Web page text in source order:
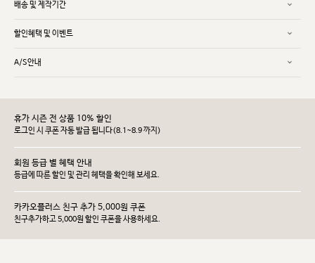
배송 및 제작기간
할인혜택 및 이벤트
A/S안내
휴가 시즌 전 상품 10% 할인
로그인 시 쿠폰 자동 발급 됩니다(8.1~8.9 까지)
회원 등급 별 혜택 안내
등급에 따른 할인 및 관리 헤택을 확인해 보세요.
카카오플러스 친구 추가 5,000원 쿠폰
친구추가하고 5,000원 할인 쿠폰을 사용하세요.